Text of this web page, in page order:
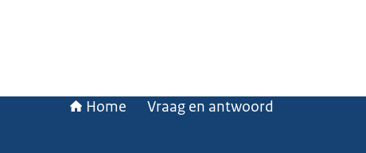
Home Vraag en antwoord